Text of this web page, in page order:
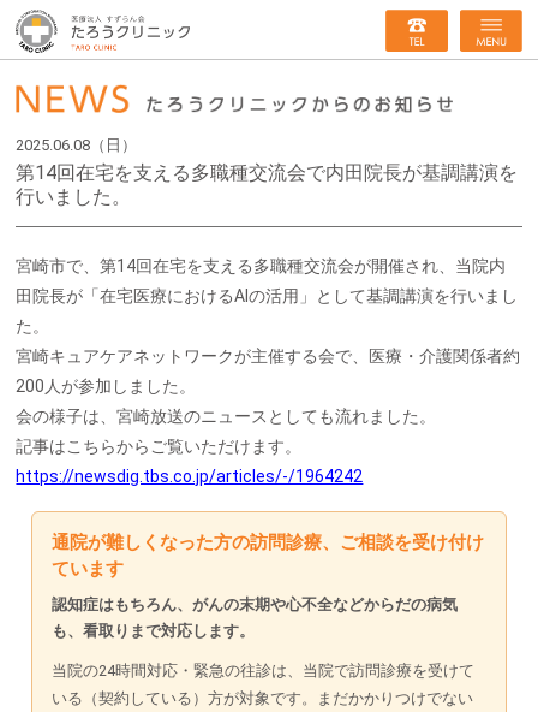
2025.06.08（日）
第14回在宅を支える多職種交流会で内田院長が基調講演を
行いました。
宮崎市で、第14回在宅を支える多職種交流会が開催され、当院内
田院長が「在宅医療におけるAIの活用」として基調講演を行いまし
た。
宮崎キュアケアネットワークが主催する会で、医療・介護関係者約
200人が参加しました。
会の様子は、宮崎放送のニュースとしても流れました。
記事はこちらからご覧いただけます。
https://newsdig.tbs.co.jp/articles/-/1964242
通院が難しくなった方の訪問診療、ご相談を受け付け
ています
認知症はもちろん、がんの末期や心不全などからだの病気
も、看取りまで対応します。
当院の24時間対応・緊急の往診は、当院で訪問診療を受けて
いる（契約している）方が対象です。まだかかりつけでない